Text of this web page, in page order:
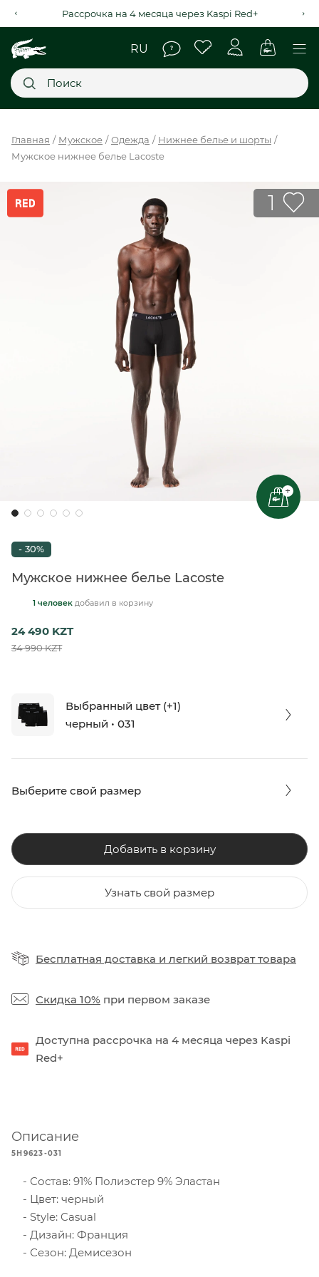
Рассрочка на 4 месяца через Kaspi Red+
НОВИНКИ
SALE
МЫ LACOSTE
Главная Мужское Одежда
Нижнее белье и шорты
Мужское нижнее белье Lacoste
1
+
- 30%
Мужское нижнее белье Lacoste
1 человек добавил в корзину
24 490 KZT
34 990 KZT
Выбранный цвет (+1)
черный • 031
Выберите свой размер
Добавить в корзину
Узнать свой размер
Бесплатная доставка и легкий возврат товара
Скидка 10% при первом заказе
Доступна рассрочка на 4 месяца через Kaspi
Red+
Описание
5H9623-031
Состав: 91% Полиэстер 9% Эластан
Цвет: черный
Style: Casual
Дизайн: Франция
Сезон: Демисезон